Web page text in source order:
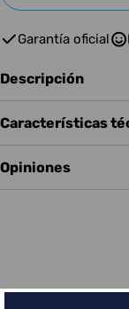
Garantía oficial
Descripción
Características
Opiniones